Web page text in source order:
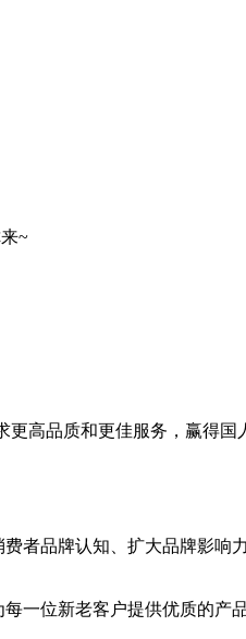
~
高品质和更佳服务，赢得
者品牌认知、扩大品牌影响
一位新老客户提供优质的产